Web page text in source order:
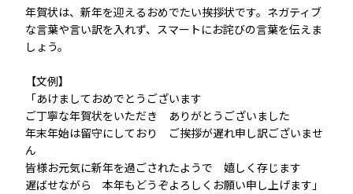
年賀状は、新年を迎えるおめでたい挨拶状です。ネガティブ
な言葉や言い訳を入れず、スマートにお詫びの言葉を伝えま
しょう。
【文例】
「あけましておめでとうございます
ご丁寧な年賀状をいただき ありがとうございました
年末年始は留守にしており ご挨拶が遅れ申し訳ございませ
ん
皆様お元気に新年を過ごされたようで 嬉しく存じます
遅ばせながら 本年もどうぞよろしくお願い申し上げます」